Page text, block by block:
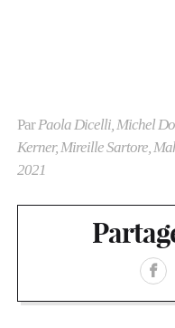
ParPaola Dicelli, Michel
Kerner, Mireille Sartore,
2021